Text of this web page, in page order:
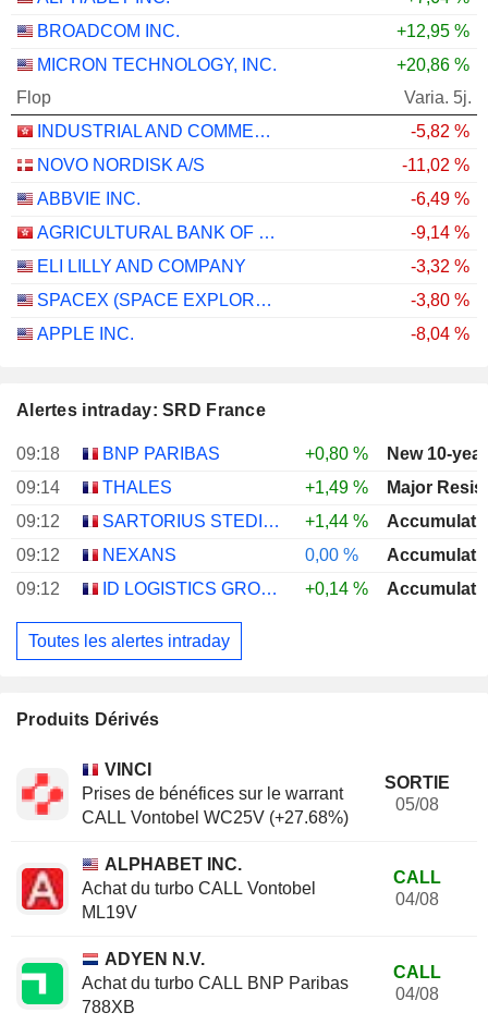
BROADCOM INC.
+12,95 %
MICRON TECHNOLOGY, INC.
+20,86 %
Flop
Varia. 5j.
INDUSTRIAL AND COMMERCIAL BANK OF CHINA LIMITED
-5,82 %
NOVO NORDISK A/S
-11,02 %
ABBVIE INC.
-6,49 %
AGRICULTURAL BANK OF CHINA LIMITED
-9,14 %
ELI LILLY AND COMPANY
-3,32 %
SPACEX (SPACE EXPLORATION TECHNOLOGIES)
-3,80 %
APPLE INC.
-8,04 %
Alertes intraday: SRD France
09:18 BNP PARIBAS +0,80 %
New 10-
09:14
THALES +1,49 %
Major
09:12
SARTORIUS STEDIM BIOTECH +1,44 %
09:12
NEXANS 0,00 %
09:12
ID LOGISTICS GROUP +0,14 %
Toutes les alertes intraday
Produits Dérivés
VINCI
Prises de bénéfices sur le warrant
CALL Vontobel WC25V (+27.68%)
SORTIE
05/08
ALPHABET INC.
Achat du turbo CALL Vontobel
ML19V
CALL
04/08
ADYEN N.V.
Achat du turbo CALL BNP Paribas
788XB
CALL
04/08